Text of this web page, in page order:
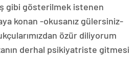
gibi gösterilmek istenen
konan -okusanız gülersiniz-
özür diliyorum
derhal psikiyatriste gitmesi